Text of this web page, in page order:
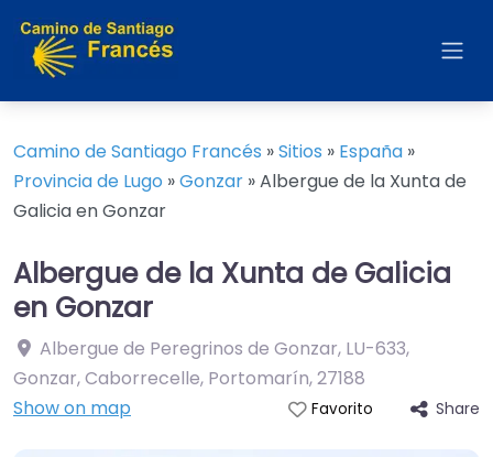
Camino de Santiago Francés »Sitios » España »
Provincia de Lugo »Gonzar »Albergue de la Xunta de
Galicia en Gonzar
Albergue de la Xunta de Galicia
en Gonzar
Albergue de Peregrinos de Gonzar, LU-633,
Gonzar, Caborrecelle, Portomarín,27188
Show on map
Favorito Share